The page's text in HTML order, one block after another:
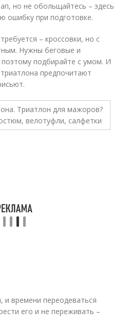
но не обольщайтесь – здесь
ошибку при подготовке.
– кроссовки, но с
Нужны беговые и
подбирайте с умом. И
предпочитают
и времени переодеваться
его и не переживать –